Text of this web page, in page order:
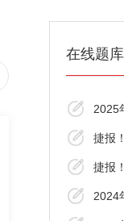
在线题库
2025